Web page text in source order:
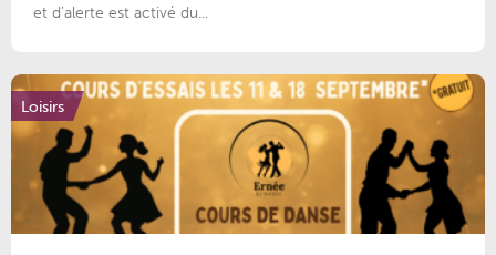
et d’alerte est activé du...
Loisirs